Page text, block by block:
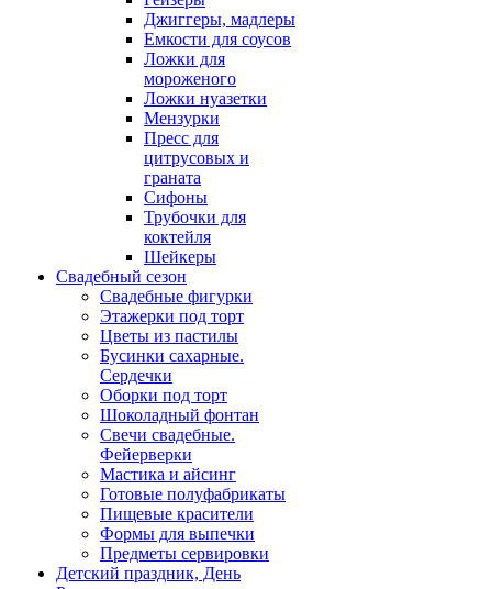
Джиггеры, мадлеры
Емкости для соусов
Ложки для
мороженого
Ложки нуазетки
Мензурки
Пресс для
цитрусовых и
граната
Сифоны
Трубочки для
коктейля
Шейкеры
Свадебный сезон
Свадебные фигурки
Этажерки под торт
Цветы из пастилы
Бусинки сахарные.
Сердечки
Оборки под торт
Шоколадный фонтан
Свечи свадебные.
Фейерверки
Мастика и айсинг
Готовые полуфабрикаты
Пищевые красители
Формы для выпечки
Предметы сервировки
Детский праздник, День